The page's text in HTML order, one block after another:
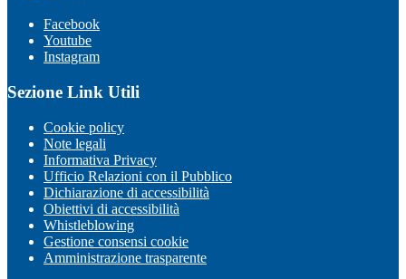
Facebook
Youtube
Instagram
Sezione Link Utili
Cookie policy
Note legali
Informativa Privacy
Ufficio Relazioni con il Pubblico
Dichiarazione di accessibilità
Obiettivi di accessibilità
Whistleblowing
Gestione consensi cookie
Amministrazione trasparente